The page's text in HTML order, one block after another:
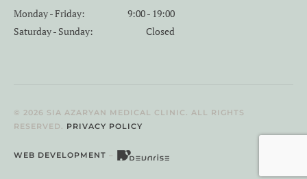
Monday - Friday:
9:00 - 19:00
Saturday - Sunday:
Closed
© 2026 SIA AZARYAN MEDICAL CLINIC. ALL RIGHTS
RESERVED. PRIVACY POLICY
WEB DEVELOPMENT